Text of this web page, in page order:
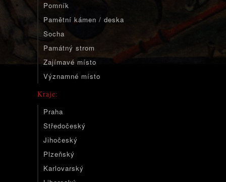
Pomník
Pamětní kámen / deska
Socha
Památný strom
Zajímavé místo
Významné místo
Kraje:
Praha
Středočeský
Jihočeský
Plzeňský
Karlovarský